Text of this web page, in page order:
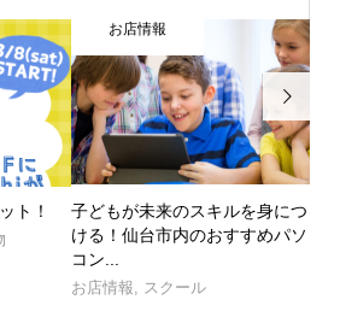
ト！
子どもが未来のスキルを身につ
ける！仙台市内のおすすめパソ
コン...
お店情報 スクール
お店情報
